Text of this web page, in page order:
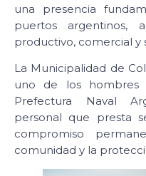
una presencia
puertos argentinos,
productivo, comercial y
La Municipalidad de
uno de los hombres
Prefectura Naval
personal que presta
compromiso
comunidad y la